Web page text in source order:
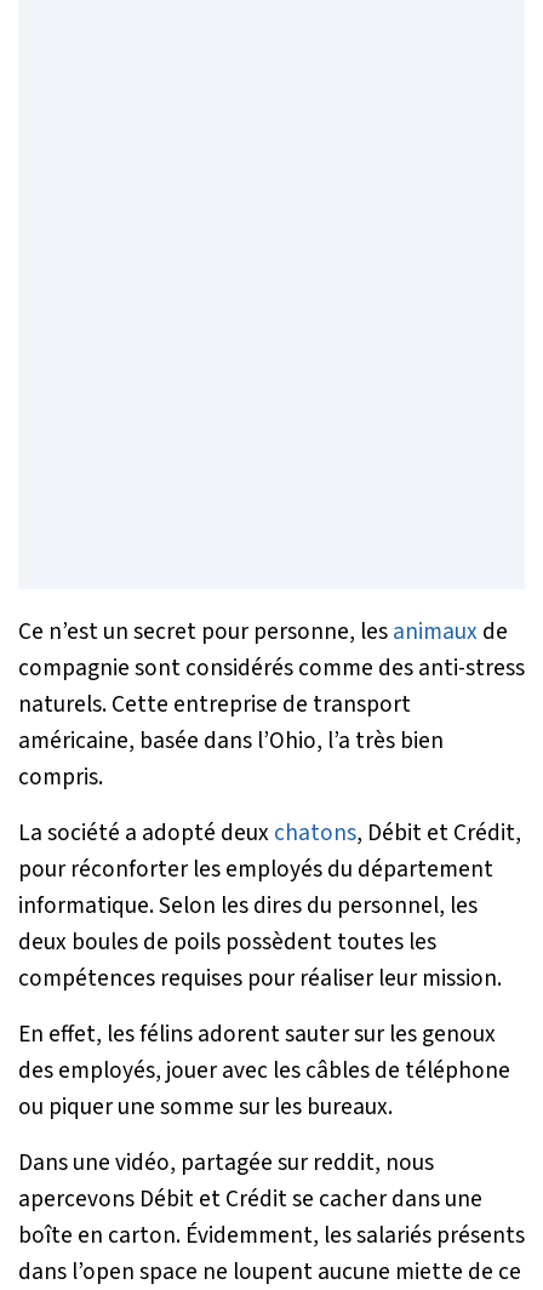
Ce n’est un secret pour personne, lesanimaux de
compagnie sont considérés comme des anti-stress
naturels. Cette entreprise de transport
américaine, basée dans l’Ohio, l’a très bien
compris.
La société a adopté deux chatons, Débit et Crédit,
pour réconforter les employés du département
informatique. Selon les dires du personnel, les
deux boules de poils possèdent toutes les
compétences requises pour réaliser leur mission.
En effet, les félins adorent sauter sur les genoux
des employés, jouer avec les câbles de téléphone
ou piquer une somme sur les bureaux.
Dans une vidéo, partagée sur reddit, nous
apercevons Débit et Crédit se cacher dans une
boîte en carton. Évidemment, les salariés présents
dans l’open space ne loupent aucune miette de ce